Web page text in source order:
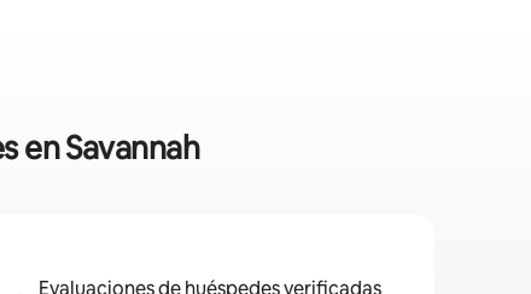
en Savannah
Evaluaciones de huéspedes verificadas